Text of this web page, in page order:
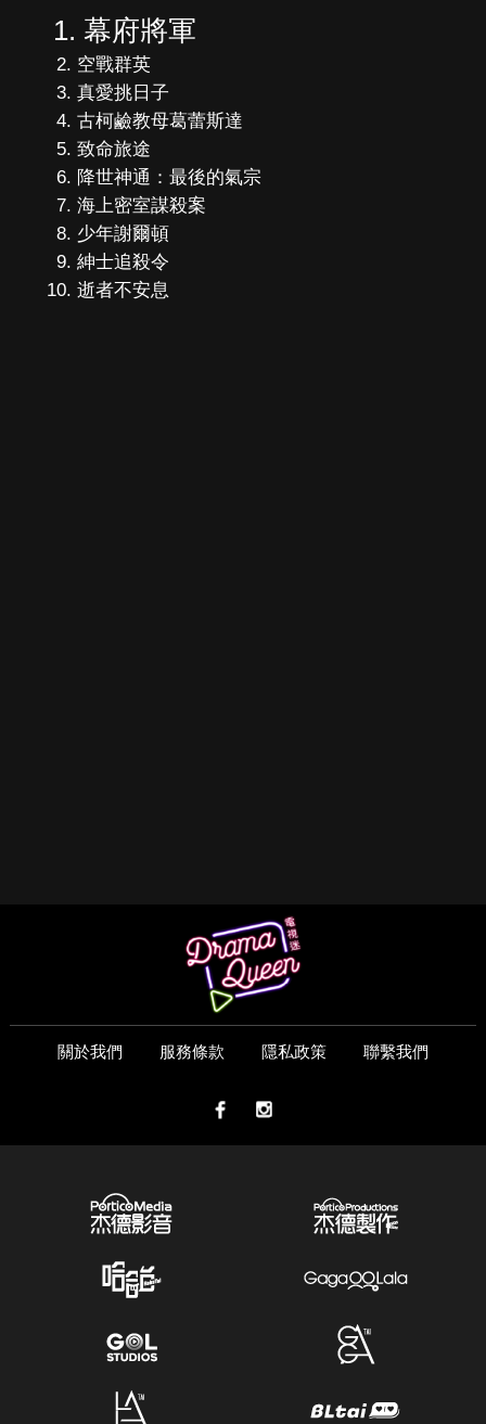
幕府將軍
空戰群英
真愛挑日子
古柯鹼教母葛蕾斯達
致命旅途
降世神通：最後的氣宗
海上密室謀殺案
少年謝爾頓
紳士追殺令
逝者不安息
關於我們 服務條款 隱私政策 聯繫我們